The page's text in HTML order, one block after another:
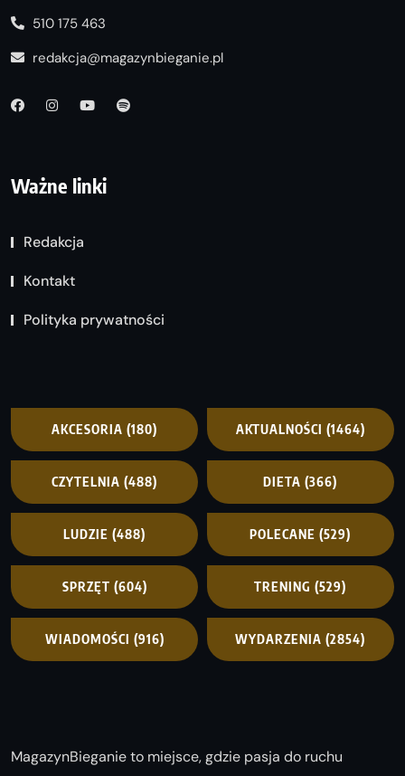
510 175 463
redakcja@magazynbieganie.pl
Ważne linki
Redakcja
Kontakt
Polityka prywatności
AKCESORIA (180) AKTUALNOŚCI (1464)
CZYTELNIA (488) DIETA (366)
LUDZIE (488) POLECANE (529)
SPRZĘT (604) TRENING (529)
WIADOMOŚCI (916) WYDARZENIA (2854)
MagazynBieganie to miejsce, gdzie pasja do ruchu